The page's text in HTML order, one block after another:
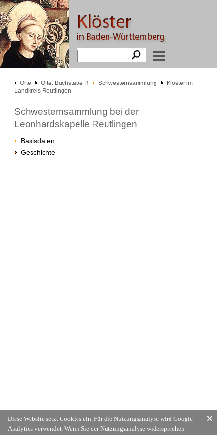
Orte Orte: Buchstabe R Schwesternsammlung
Klöster im
Landkreis Reutlingen
Schwesternsammlung bei der
Leonhardskapelle Reutlingen
Basisdaten
Geschichte
Diese Website setzt Cookies ein. Für die Nutzungsanalyse wird Google
Analytics verwendet. Wenn Sie der Nutzungsanalyse widersprechen